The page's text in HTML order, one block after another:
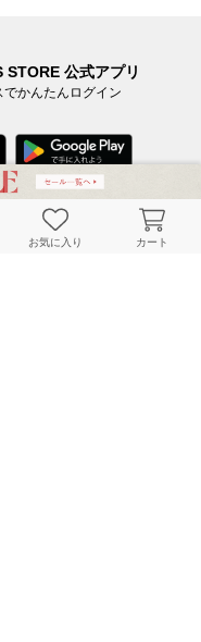
STORE 公式アプリ
かんたんログイン
お気に入り カート